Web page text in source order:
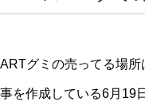
グミの売ってる場所
を作成している6月19